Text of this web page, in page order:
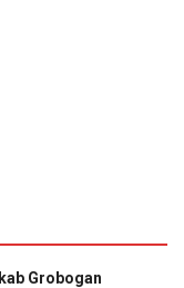
Grobogan